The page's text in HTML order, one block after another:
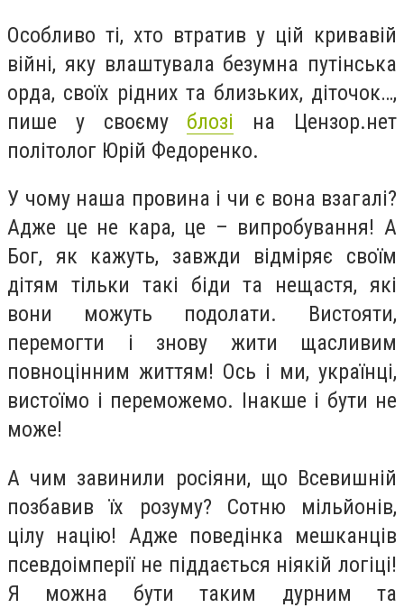
Особливо ті, хто втратив у цій кривавій
війні, яку влаштувала безумна путінська
орда, своїх рідних та близьких, діточок…,
пише у своєму блозі на Цензор.нет
політолог Юрій Федоренко.
У чому наша провина і чи є вона взагалі?
Адже це не кара, це – випробування! А
Бог, як кажуть, завжди відміряє своїм
дітям тільки такі біди та нещастя, які
вони можуть подолати. Вистояти,
перемогти і знову жити щасливим
повноцінним життям! Ось і ми, українці,
вистоїмо і переможемо. Інакше і бути не
може!
А чим завинили росіяни, що Всевишній
позбавив їх розуму? Сотню мільйонів,
цілу націю! Адже поведінка мешканців
псевдоімперії не піддається ніякій логіці!
Я можна бути таким дурним та